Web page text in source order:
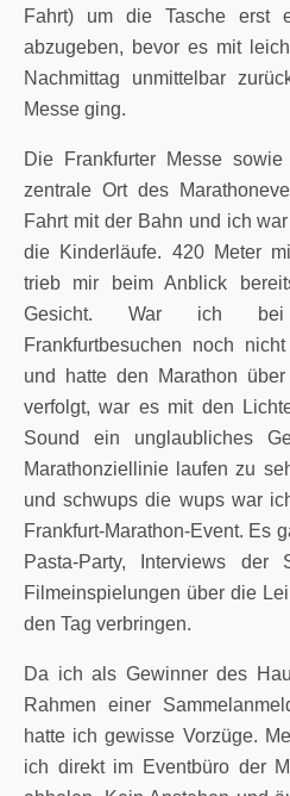
Fahrt) um die Tasche erst
abzugeben, bevor es mit
Nachmittag unmittelbar
Messe ging.
Die Frankfurter Messe
zentrale Ort des
Fahrt mit der Bahn und ich
die Kinderläufe. 420 Meter
trieb mir beim Anblick
Gesicht. War ich bei
Frankfurtbesuchen noch
und hatte den Marathon
verfolgt, war es mit den
Sound ein unglaubliches
Marathonziellinie laufen zu
und schwups die wups war
Frankfurt-Marathon-Event. Es
Pasta-Party, Interviews
Filmeinspielungen über die
den Tag verbringen.
Da ich als Gewinner des
Rahmen einer
hatte ich gewisse Vorzüge.
ich direkt im Eventbüro der